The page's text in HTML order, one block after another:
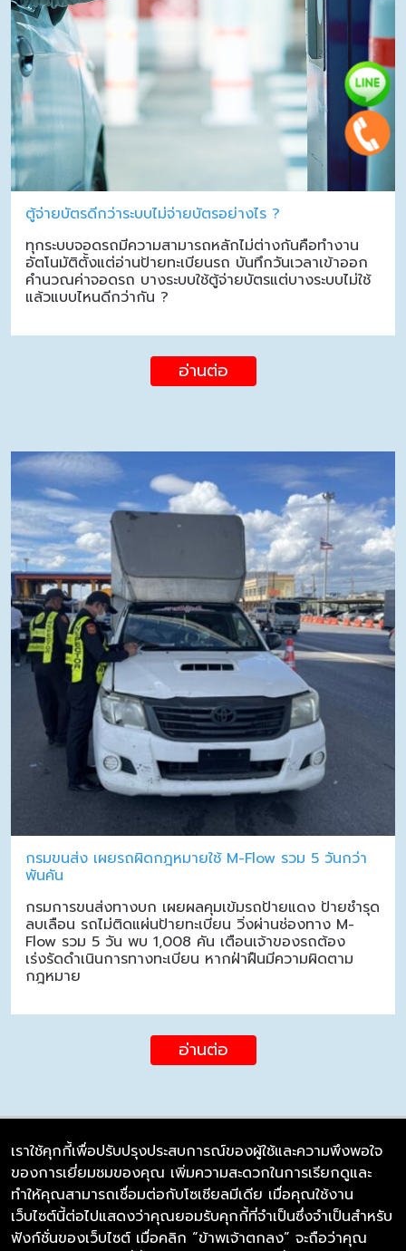
ตู้จ่ายบัตรดีกว่าระบบไม่จ่ายบัตรอย่างไร ?
ทุกระบบจอดรถมีความสามารถหลักไม่ต่างกันคือทำงาน
อัตโนมัติตั้งแต่อ่านป้ายทะเบียนรถ บันทึกวันเวลาเข้าออก
คำนวณค่าจอดรถ บางระบบใช้ตู้จ่ายบัตรแต่บางระบบไม่ใช้
แล้วแบบไหนดีกว่ากัน ?
อ่านต่อ
กรมขนส่ง เผยรถผิดกฎหมายใช้ M-Flow รวม 5 วันกว่า
พันคัน
กรมการขนส่งทางบก เผยผลคุมเข้มรถป้ายแดง ป้ายชำรุด
ลบเลือน รถไม่ติดแผ่นป้ายทะเบียน วิ่งผ่านช่องทาง M-
Flow รวม 5 วัน พบ 1,008 คัน เตือนเจ้าของรถต้อง
เร่งรัดดำเนินการทางทะเบียน หากฝ่าฝืนมีความผิดตาม
กฎหมาย
อ่านต่อ
บริษัท ซิมลิงค์ จำกัด
98/226 Bangrakyai-Baanmai Road,
Bangyai, Nonthaburi 11140
เราใช้คุกกี้เพื่อปรับปรุงประสบการณ์ของผู้ใช้และความพึงพอใจ
ของการเยี่ยมชมของคุณ เพิ่มความสะดวกในการเรียกดูและ
ทำให้คุณสามารถเชื่อมต่อกับโซเชียลมีเดีย เมื่อคุณใช้งาน
เว็บไซต์นี้ต่อไปแสดงว่าคุณยอมรับคุกกี้ที่จำเป็นซึ่งจำเป็นสำหรับ
ฟังก์ชั่นของเว็บไซต์ เมื่อคลิก “ข้าพเจ้าตกลง” จะถือว่าคุณ